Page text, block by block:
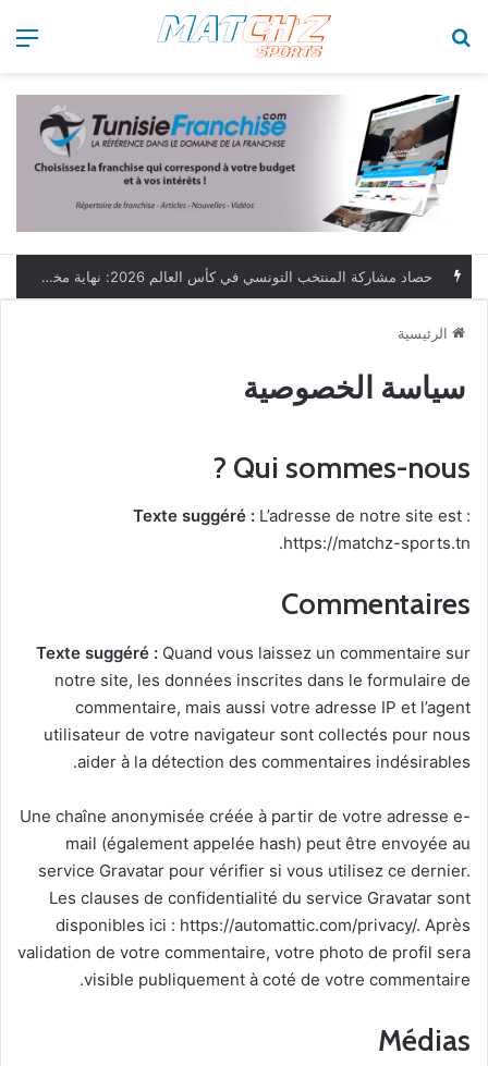
الرئيسية
سياسة الخصوصية
Qui sommes-nous ?
Texte suggéré : L’adresse de notre site est :
https://matchz-sports.tn.
Commentaires
Texte suggéré : Quand vous laissez un commentaire sur
notre site, les données inscrites dans le formulaire de
commentaire, mais aussi votre adresse IP et l’agent
utilisateur de votre navigateur sont collectés pour nous
aider à la détection des commentaires indésirables.
Une chaîne anonymisée créée à partir de votre adresse e-
mail (également appelée hash) peut être envoyée au
service Gravatar pour vérifier si vous utilisez ce dernier.
Les clauses de confidentialité du service Gravatar sont
disponibles ici : https://automattic.com/privacy/. Après
validation de votre commentaire, votre photo de profil sera
visible publiquement à coté de votre commentaire.
Médias